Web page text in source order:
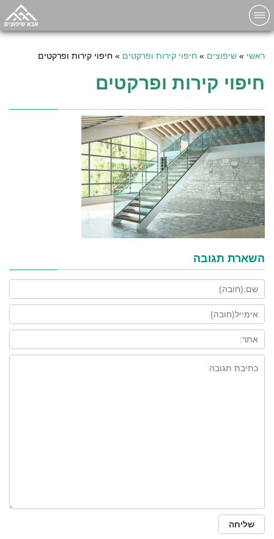
ראשי » שיפוצים » חיפוי קירות ופרקטים » חיפוי קירות ופרקטים
חיפוי קירות ופרקטים
השארת תגובה